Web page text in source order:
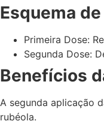
Esquema
Primeira Dose:
Segunda Dose:
Benefícios
A segunda aplicação
rubéola.